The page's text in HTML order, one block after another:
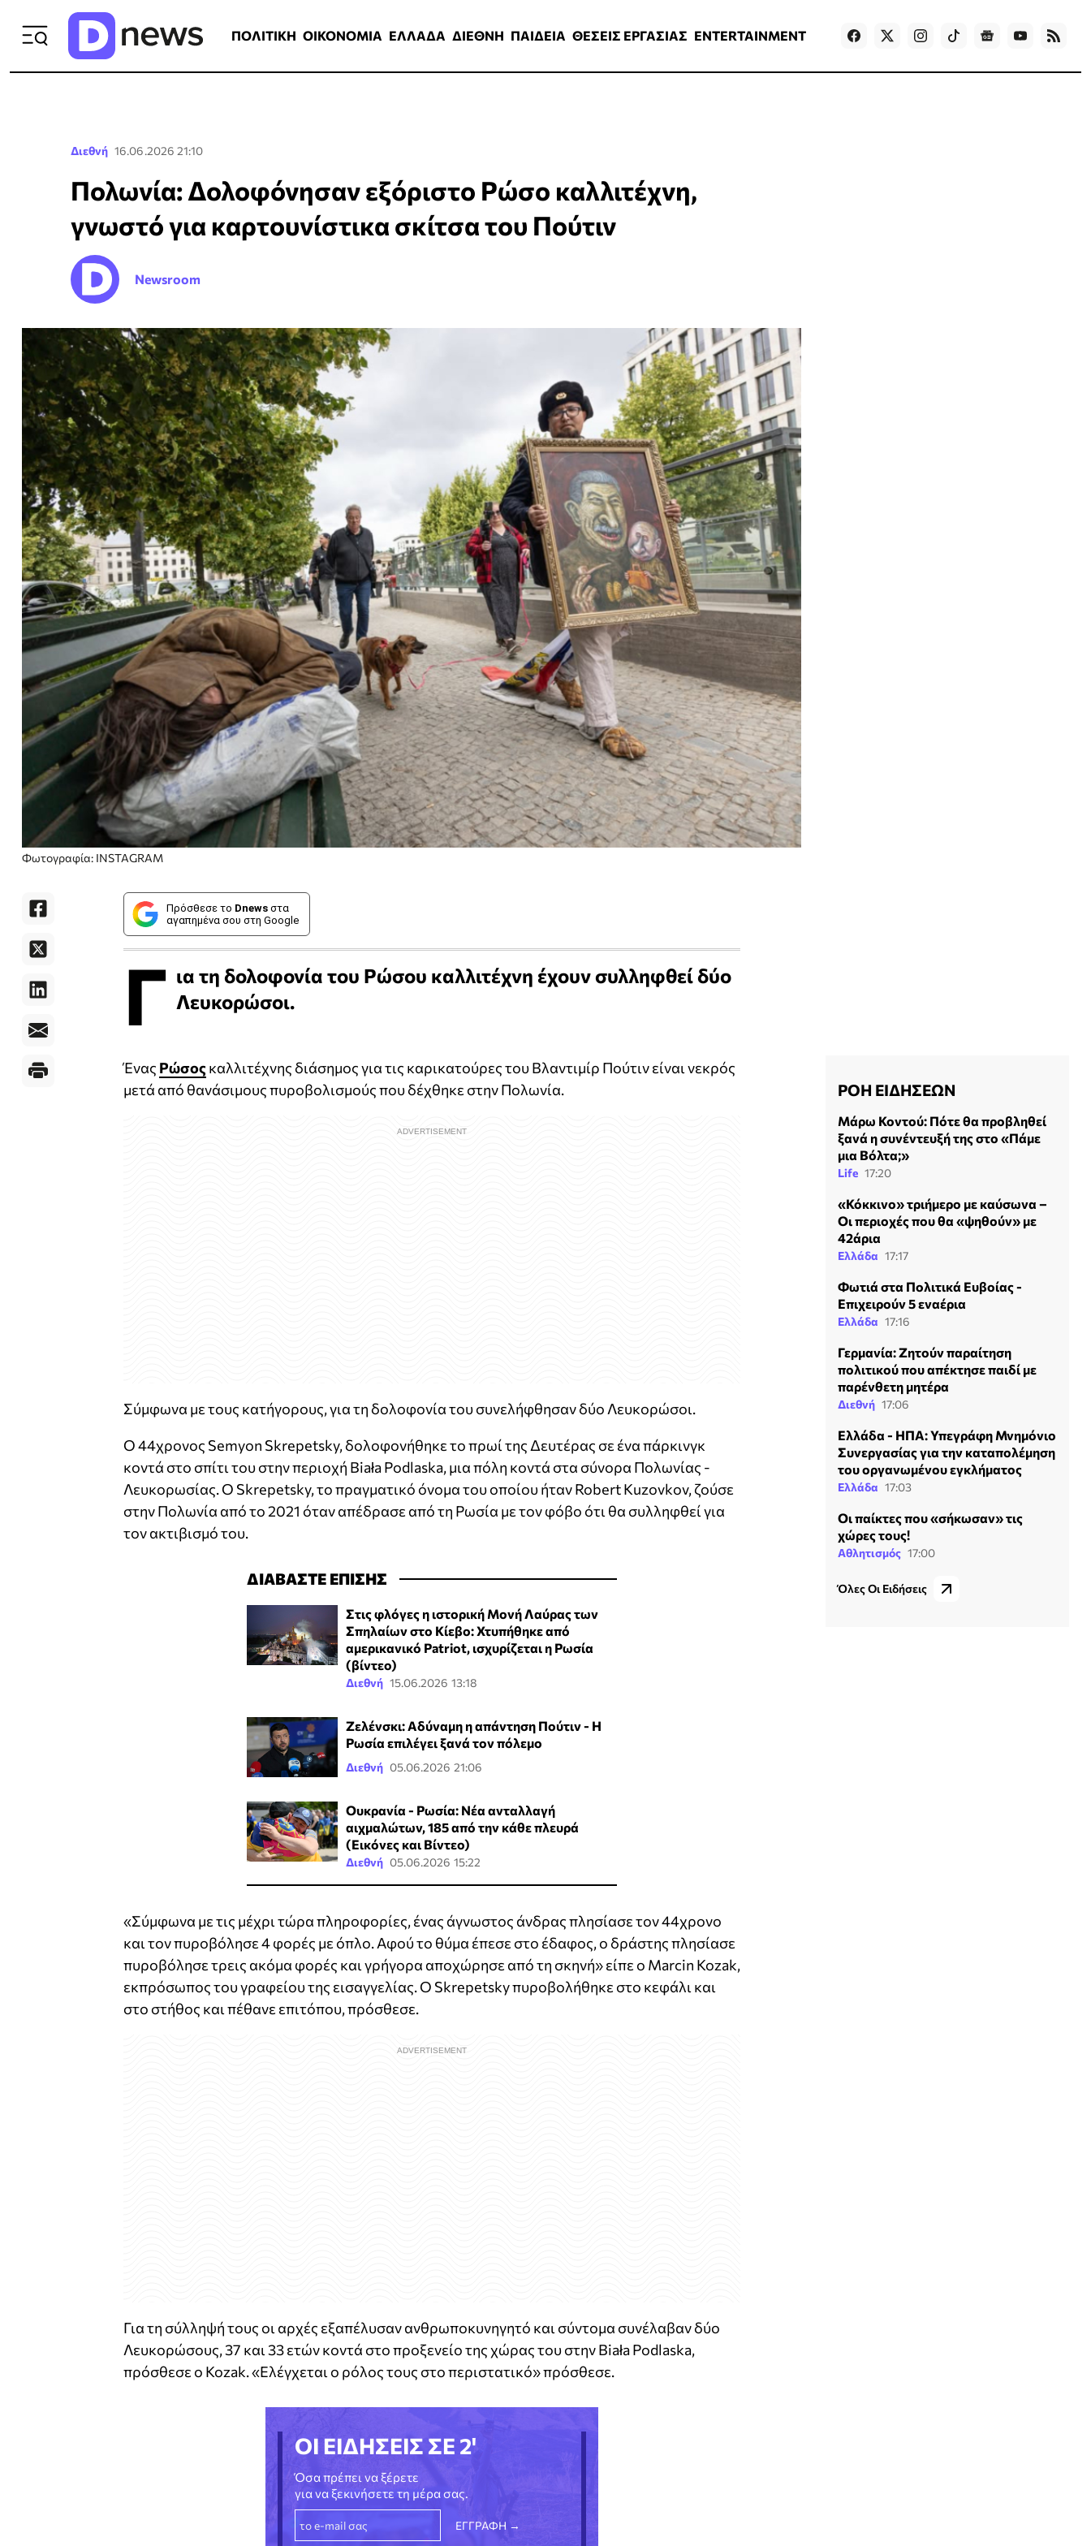
ΠΟΛΙΤΙΚΗ ΟΙΚΟΝΟΜΙΑ ΕΛΛΑΔΑ ΔΙΕΘΝΗ ΠΑΙΔΕΙΑ ΘΕΣΕΙΣ ΕΡΓΑΣΙΑΣ ENTERTAINMENT Games
Διεθνή 16.06.2026 21:10
Πολωνία: Δολοφόνησαν εξόριστο Ρώσο καλλιτέχνη,
γνωστό για καρτουνίστικα σκίτσα του Πούτιν
Newsroom
Φωτογραφία: INSTAGRAM
Πρόσθεσε το Dnews στα
αγαπημένα σου στη Google
Γ ια τη δολοφονία του Ρώσου καλλιτέχνη έχουν συλληφθεί δύο
Λευκορώσοι.
Ένας Ρώσος καλλιτέχνης διάσημος για τις καρικατούρες του Βλαντιμίρ Πούτιν είναι νεκρός
μετά από θανάσιμους πυροβολισμούς που δέχθηκε στην Πολωνία.
Σύμφωνα με τους κατήγορους, για τη δολοφονία του συνελήφθησαν δύο Λευκορώσοι.
Ο 44χρονος Semyon Skrepetsky, δολοφονήθηκε το πρωί της Δευτέρας σε ένα πάρκινγκ
κοντά στο σπίτι του στην περιοχή Biała Podlaska, μια πόλη κοντά στα σύνορα Πολωνίας -
Λευκορωσίας. Ο Skrepetsky, το πραγματικό όνομα του οποίου ήταν Robert Kuzovkov, ζούσε
στην Πολωνία από το 2021 όταν απέδρασε από τη Ρωσία με τον φόβο ότι θα συλληφθεί για
τον ακτιβισμό του.
ΔΙΑΒΑΣΤΕ ΕΠΙΣΗΣ
Στις φλόγες η ιστορική Μονή Λαύρας των
Σπηλαίων στο Κίεβο: Χτυπήθηκε από
αμερικανικό Patriot, ισχυρίζεται η Ρωσία
(βίντεο)
Διεθνή 15.06.2026 13:18
Ζελένσκι: Αδύναμη η απάντηση Πούτιν - Η
Ρωσία επιλέγει ξανά τον πόλεμο
Διεθνή 05.06.2026 21:06
Ουκρανία - Ρωσία: Νέα ανταλλαγή
αιχμαλώτων, 185 από την κάθε πλευρά
(Εικόνες και Βίντεο)
Διεθνή 05.06.2026 15:22
«Σύμφωνα με τις μέχρι τώρα πληροφορίες, ένας άγνωστος άνδρας πλησίασε τον 44χρονο
και τον πυροβόλησε 4 φορές με όπλο. Αφού το θύμα έπεσε στο έδαφος, ο δράστης πλησίασε
πυροβόλησε τρεις ακόμα φορές και γρήγορα αποχώρησε από τη σκηνή» είπε ο Marcin Kozak,
εκπρόσωπος του γραφείου της εισαγγελίας. Ο Skrepetsky πυροβολήθηκε στο κεφάλι και
στο στήθος και πέθανε επιτόπου, πρόσθεσε.
Για τη σύλληψή τους οι αρχές εξαπέλυσαν ανθρωποκυνηγητό και σύντομα συνέλαβαν δύο
Λευκορώσους, 37 και 33 ετών κοντά στο προξενείο της χώρας του στην Biała Podlaska,
πρόσθεσε ο Kozak. «Ελέγχεται ο ρόλος τους στο περιστατικό» πρόσθεσε.
ΟΙ ΕΙΔΗΣΕΙΣ ΣΕ 2'
Όσα πρέπει να ξέρετε
για να ξεκινήσετε τη μέρα σας.
ΡΟΗ ΕΙΔΗΣΕΩΝ
Μάρω Κοντού: Πότε θα προβληθεί
ξανά η συνέντευξή της στο «Πάμε
μια Βόλτα;»
Life 17:20
«Κόκκινο» τριήμερο με καύσωνα –
Οι περιοχές που θα «ψηθούν» με
42άρια
Ελλάδα 17:17
Φωτιά στα Πολιτικά Ευβοίας -
Επιχειρούν 5 εναέρια
Ελλάδα 17:16
Γερμανία: Ζητούν παραίτηση
πολιτικού που απέκτησε παιδί με
παρένθετη μητέρα
Διεθνή 17:06
Ελλάδα - ΗΠΑ: Υπεγράφη Μνημόνιο
Συνεργασίας για την καταπολέμηση
του οργανωμένου εγκλήματος
Ελλάδα 17:03
Οι παίκτες που «σήκωσαν» τις
χώρες τους!
Αθλητισμός 17:00
Όλες Οι Ειδήσεις